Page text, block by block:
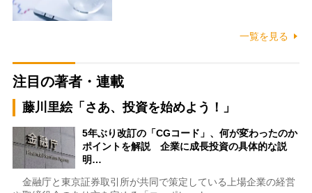
一覧を見る
注目の著者・連載
藤川里絵「さあ、投資を始めよう！」
5年ぶり改訂の「CGコード」、何が変わったのか
ポイントを解説 企業に成長投資の具体的な説
明…
金融庁と東京証券取引所が共同で策定している上場企業の経営